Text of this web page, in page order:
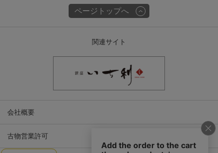
ページトップへ
関連サイト
会社概要
古物営業許可